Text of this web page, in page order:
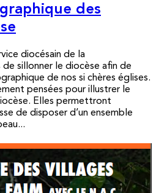
des
diocésain de la
sillonner le diocèse afin de
de nos si chères églises.
pensées pour illustrer le
Elles permettront
de disposer d’un ensemble